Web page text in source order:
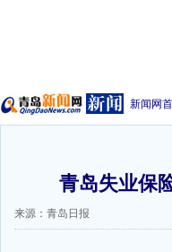
新闻网
青岛失业保
来源：青岛日报